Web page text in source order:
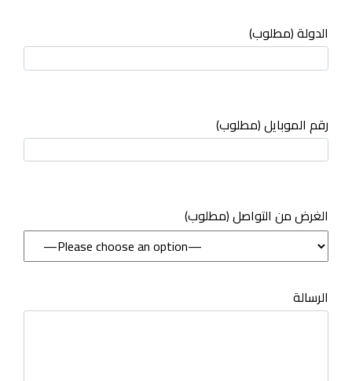
الدولة (مطلوب)
رقم الموبايل (مطلوب)
(مطلوب) الغرض من التواصل
الرسالة